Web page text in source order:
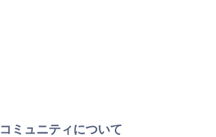
コミュニティについて